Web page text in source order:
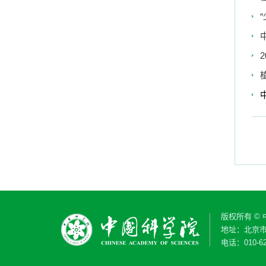
版权所有 ©
地址：北京
电话：010-